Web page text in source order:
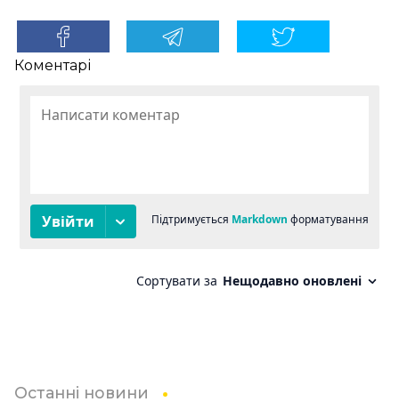
Коментарі
Останні новини